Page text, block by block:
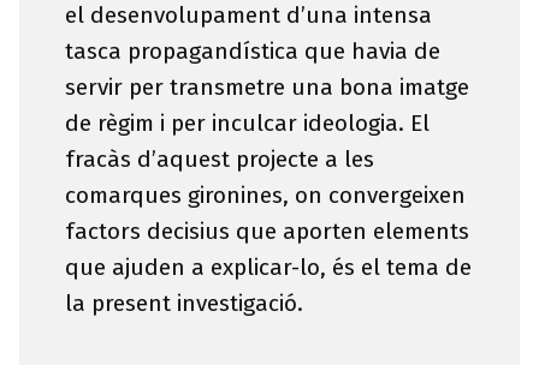
el desenvolupament d’una intensa
tasca propagandística que havia de
servir per transmetre una bona imatge
de règim i per inculcar ideologia. El
fracàs d’aquest projecte a les
comarques gironines, on convergeixen
factors decisius que aporten elements
que ajuden a explicar-lo, és el tema de
la present investigació.